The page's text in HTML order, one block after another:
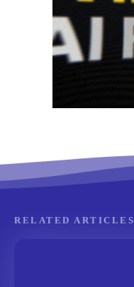
RELATED ARTICLES